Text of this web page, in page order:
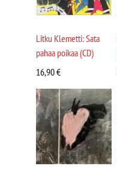
Litku Klemetti: Sata
pahaa poikaa (CD)
16,90€